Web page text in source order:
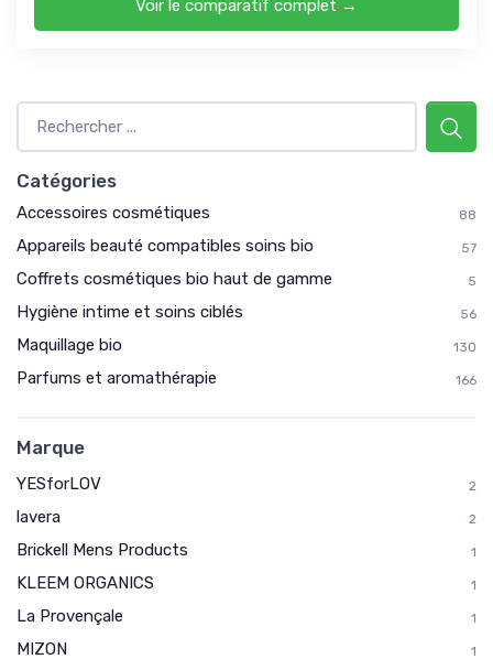
Voir le comparatif complet →
Catégories
Accessoires cosmétiques 88
Appareils beauté compatibles soins bio 57
Coffrets cosmétiques bio haut de gamme 5
Hygiène intime et soins ciblés 56
Maquillage bio 130
Parfums et aromathérapie 166
Marque
YESforLOV 2
lavera 2
Brickell Mens Products 1
KLEEM ORGANICS 1
La Provençale 1
MIZON 1